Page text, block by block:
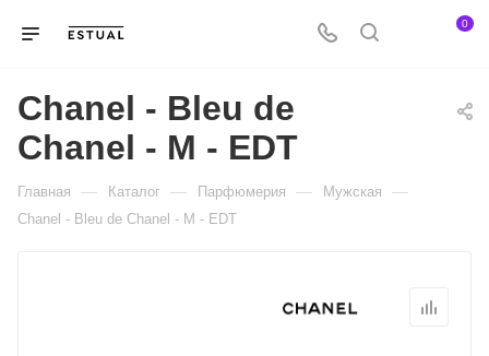
0
Chanel - Bleu de
Chanel - M - EDT
Главная — Каталог — Парфюмерия — Мужская —
Chanel - Bleu de Chanel - M - EDT